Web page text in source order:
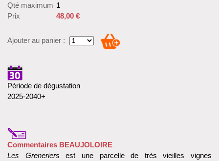
Qté maximum 1
Prix
48,00 €
Ajouter au panier :
Période de dégustation
2025-2040+
Commentaires BEAUJOLOIRE
Les Greneriers est une parcelle de très vieilles vignes